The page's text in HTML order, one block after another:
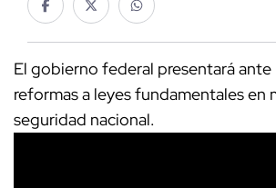
El gobierno federal presentará ante
reformas a leyes fundamentales en
seguridad nacional.